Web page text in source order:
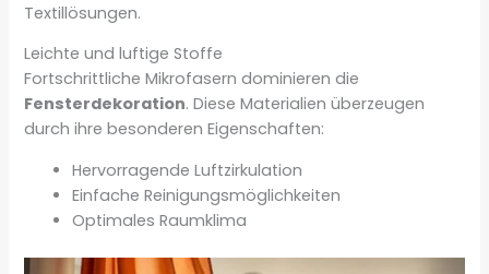
Textillösungen.
Leichte und luftige Stoffe
Fortschrittliche Mikrofasern dominieren die
Fensterdekoration. Diese Materialien überzeugen
durch ihre besonderen Eigenschaften:
Hervorragende Luftzirkulation
Einfache Reinigungsmöglichkeiten
Optimales Raumklima